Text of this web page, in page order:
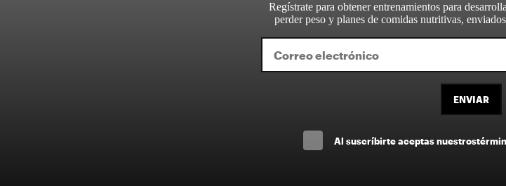
Regístrate para obtener entrenamientos para
perder peso y planes de comidas nutritivas,
ENVIAR
Al suscríbirte aceptas nuestros